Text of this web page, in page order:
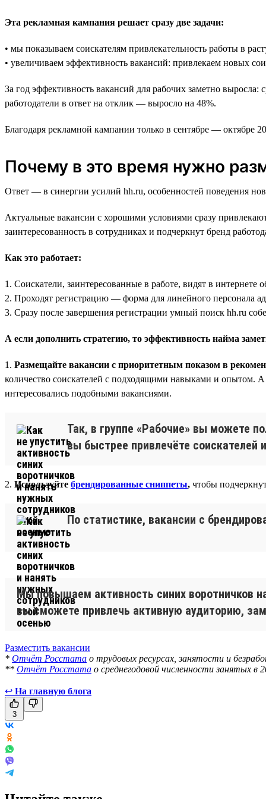
Эта рекламная кампания решает сразу две задачи:
• мы показываем соискателям привлекательность работы в
• увеличиваем эффективность вакансий: привлекаем новых
За год эффективность вакансий для рабочих заметно
работодатели в ответ на отклик — выросло на 48%.
Благодаря рекламной кампании только в сентябре — октябре
Почему в это время нужно
Ответ — в синергии усилий hh.ru, особенностей поведения
Актуальные вакансии с хорошими условиями сразу
заинтересованность в сотрудниках и подчеркнут бренд
Как это работает:
1. Соискатели, заинтересованные в работе, видят в интернете
2. Проходят регистрацию — форма для линейного персонала
3. Сразу после завершения регистрации умный поиск hh.ru
А если дополнить стратегию, то эффективность найма
1. Размещайте вакансии с приоритетным показом в
количество соискателей с подходящими навыками и опытом.
интересовались подобными вакансиями.
Так, в группе «Рабочие» вы можете
вы быстрее привлечёте соискателей
2. Используйте брендированные сниппеты, чтобы
По статистике, вакансии с
.
Мы повышаем активность синих воротничков
вы сможете привлечь активную аудиторию,
Разместить вакансии
* Отчёт Росстата о трудовых ресурсах, занятости и
** Отчёт Росстата о среднегодовой численности занятых в
↩ На главную блога
3